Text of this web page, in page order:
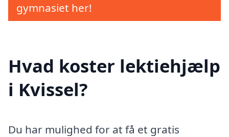
gymnasiet her!
Hvad koster lektiehjælp
i Kvissel?
Du har mulighed for at få et gratis